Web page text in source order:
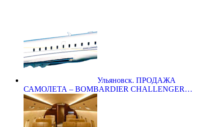
Ульяновск. ПРОДАЖА
САМОЛЕТА – BOMBARDIER CHALLENGER…